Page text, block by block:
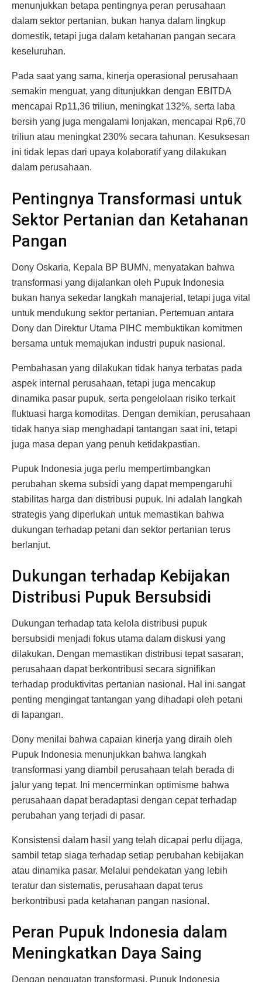
menunjukkan betapa pentingnya peran perusahaan
dalam sektor pertanian, bukan hanya dalam lingkup
domestik, tetapi juga dalam ketahanan pangan secara
keseluruhan.
Pada saat yang sama, kinerja operasional perusahaan
semakin menguat, yang ditunjukkan dengan EBITDA
mencapai Rp11,36 triliun, meningkat 132%, serta laba
bersih yang juga mengalami lonjakan, mencapai Rp6,70
triliun atau meningkat 230% secara tahunan. Kesuksesan
ini tidak lepas dari upaya kolaboratif yang dilakukan
dalam perusahaan.
Pentingnya Transformasi untuk
Sektor Pertanian dan Ketahanan
Pangan
Dony Oskaria, Kepala BP BUMN, menyatakan bahwa
transformasi yang dijalankan oleh Pupuk Indonesia
bukan hanya sekedar langkah manajerial, tetapi juga vital
untuk mendukung sektor pertanian. Pertemuan antara
Dony dan Direktur Utama PIHC membuktikan komitmen
bersama untuk memajukan industri pupuk nasional.
Pembahasan yang dilakukan tidak hanya terbatas pada
aspek internal perusahaan, tetapi juga mencakup
dinamika pasar pupuk, serta pengelolaan risiko terkait
fluktuasi harga komoditas. Dengan demikian, perusahaan
tidak hanya siap menghadapi tantangan saat ini, tetapi
juga masa depan yang penuh ketidakpastian.
Pupuk Indonesia juga perlu mempertimbangkan
perubahan skema subsidi yang dapat mempengaruhi
stabilitas harga dan distribusi pupuk. Ini adalah langkah
strategis yang diperlukan untuk memastikan bahwa
dukungan terhadap petani dan sektor pertanian terus
berlanjut.
Dukungan terhadap Kebijakan
Distribusi Pupuk Bersubsidi
Dukungan terhadap tata kelola distribusi pupuk
bersubsidi menjadi fokus utama dalam diskusi yang
dilakukan. Dengan memastikan distribusi tepat sasaran,
perusahaan dapat berkontribusi secara signifikan
terhadap produktivitas pertanian nasional. Hal ini sangat
penting mengingat tantangan yang dihadapi oleh petani
di lapangan.
Dony menilai bahwa capaian kinerja yang diraih oleh
Pupuk Indonesia menunjukkan bahwa langkah
transformasi yang diambil perusahaan telah berada di
jalur yang tepat. Ini mencerminkan optimisme bahwa
perusahaan dapat beradaptasi dengan cepat terhadap
perubahan yang terjadi di pasar.
Konsistensi dalam hasil yang telah dicapai perlu dijaga,
sambil tetap siaga terhadap setiap perubahan kebijakan
atau dinamika pasar. Melalui pendekatan yang lebih
teratur dan sistematis, perusahaan dapat terus
berkontribusi pada ketahanan pangan nasional.
Peran Pupuk Indonesia dalam
Meningkatkan Daya Saing
Dengan penguatan transformasi, Pupuk Indonesia